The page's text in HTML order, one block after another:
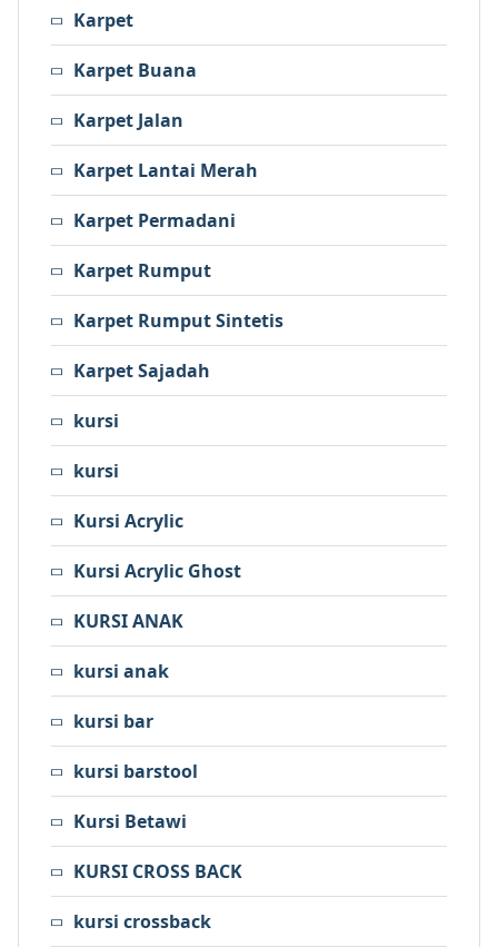
Karpet
Karpet Buana
Karpet Jalan
Karpet Lantai Merah
Karpet Permadani
Karpet Rumput
Karpet Rumput Sintetis
Karpet Sajadah
kursi
kursi
Kursi Acrylic
Kursi Acrylic Ghost
KURSI ANAK
kursi anak
kursi bar
kursi barstool
Kursi Betawi
KURSI CROSS BACK
kursi crossback